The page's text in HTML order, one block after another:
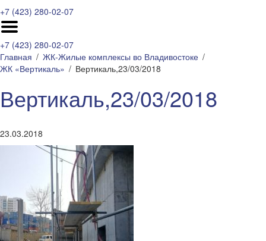
+7 (423) 280-02-07
+7 (423) 280-02-07
Главная
ЖК-Жилые комплексы во Владивостоке
ЖК «Вертикаль»
Вертикаль,23/03/2018
Вертикаль,23/03/2018
23.03.2018